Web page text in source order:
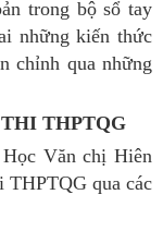
trong bộ sổ tay
những kiến thức
chỉnh qua những
THPTQG
Học Văn chị Hiên
THPTQG qua các